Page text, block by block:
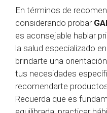
En términos de
considerando probar
es aconsejable hablar
la salud especializado
brindarte una
tus necesidades
recomendarte
Recuerda que es